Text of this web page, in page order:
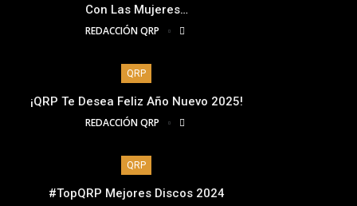
Con Las Mujeres…
REDACCIÓN QRP
QRP
¡QRP Te Desea Feliz Año Nuevo 2025!
REDACCIÓN QRP
QRP
#TopQRP Mejores Discos 2024